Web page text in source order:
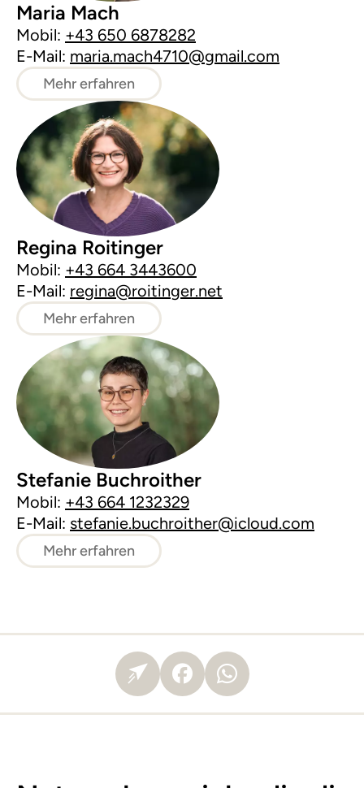
Maria Mach
Mobil: +43 650 6878282
E-Mail: maria.mach4710@gmail.com
Mehr erfahren
Regina Roitinger
Mobil: +43 664 3443600
E-Mail: regina@roitinger.net
Mehr erfahren
Stefanie Buchroither
Mobil: +43 664 1232329
E-Mail: stefanie.buchroither@icloud.com
Mehr erfahren